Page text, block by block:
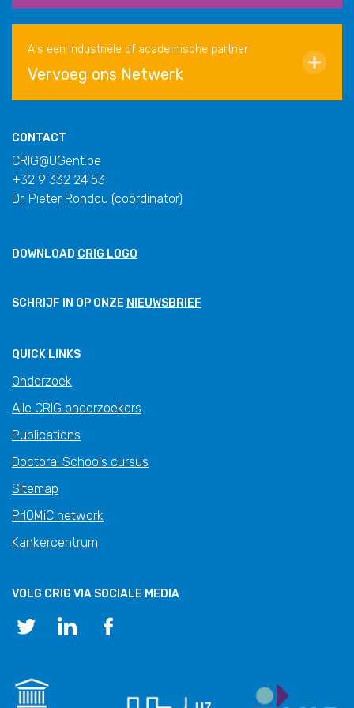
Als een industriële of academische partner
Vervoeg ons Netwerk
CONTACT
CRIG@UGent.be
+32 9 332 24 53
Dr. Pieter Rondou (coördinator)
DOWNLOAD CRIG LOGO
SCHRIJF IN OP ONZE NIEUWSBRIEF
QUICK LINKS
Onderzoek
Alle CRIG onderzoekers
Publications
Doctoral Schools cursus
Sitemap
PrIOMiC network
Kankercentrum
VOLG CRIG VIA SOCIALE MEDIA